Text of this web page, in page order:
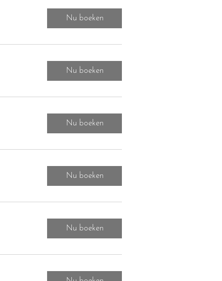
Nu boeken
Nu boeken
Nu boeken
Nu boeken
Nu boeken